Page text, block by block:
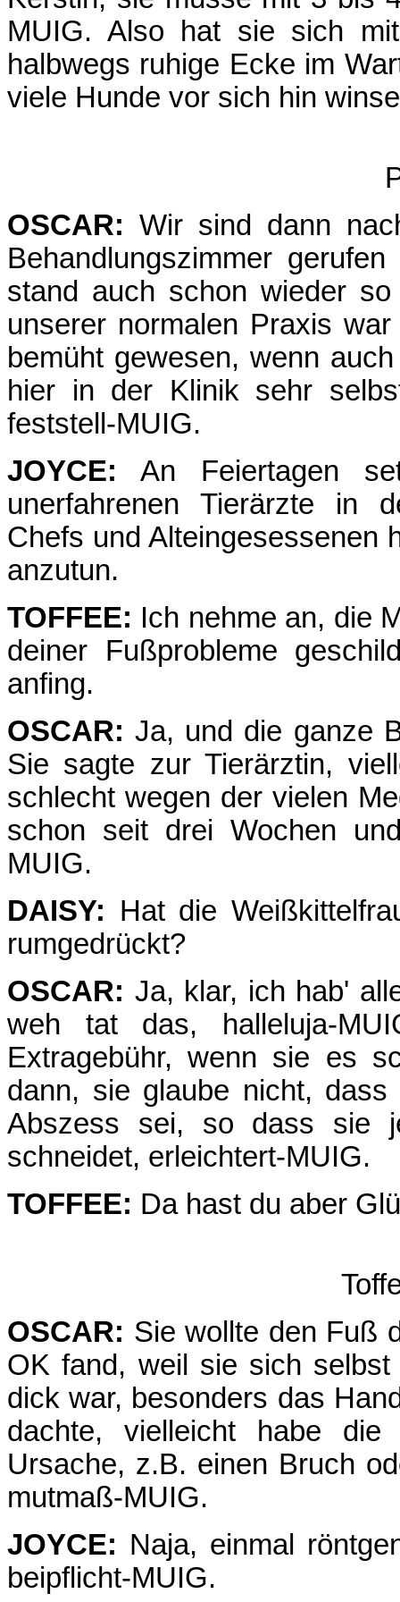
MUIG. Also hat sie sich
halbwegs ruhige Ecke im
viele Hunde vor sich hin
OSCAR: Wir sind dann
Behandlungszimmer
stand auch schon wieder
unserer normalen Praxis
bemüht gewesen, wenn
hier in der Klinik sehr
feststell-MUIG.
JOYCE: An Feiertagen
unerfahrenen Tierärzte in
Chefs und Alteingesessenen
anzutun.
TOFFEE: Ich nehme an, die
deiner Fußprobleme
anfing.
OSCAR: Ja, und die ganze
Sie sagte zur Tierärztin,
schlecht wegen der vielen
schon seit drei Wochen
MUIG.
DAISY: Hat die
rumgedrückt?
OSCAR: Ja, klar, ich hab'
weh tat das, halleluja-
Extragebühr, wenn sie es
dann, sie glaube nicht,
Abszess sei, so dass sie
schneidet, erleichtert-MUIG.
TOFFEE: Da hast du aber
OSCAR: Sie wollte den Fuß
OK fand, weil sie sich
dick war, besonders das
dachte, vielleicht habe
Ursache, z.B. einen Bruch
mutmaß-MUIG.
JOYCE: Naja, einmal
beipflicht-MUIG.